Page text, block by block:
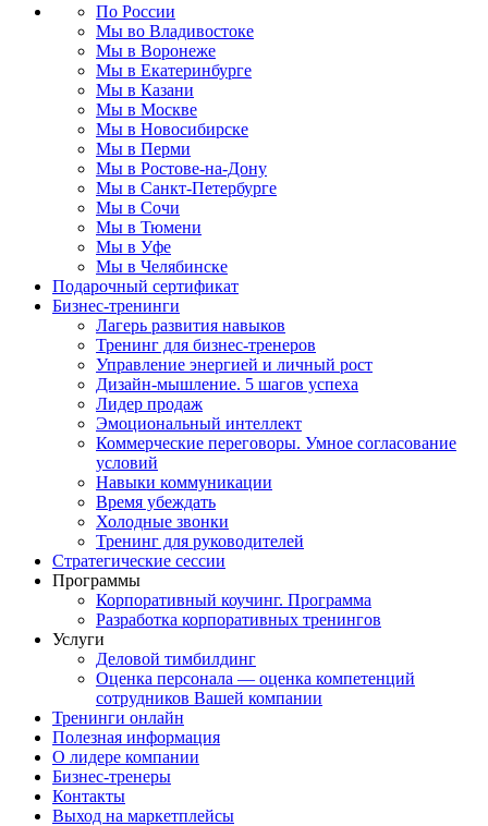
По России
Мы во Владивостоке
Мы в Воронеже
Мы в Екатеринбурге
Мы в Казани
Мы в Москве
Мы в Новосибирске
Мы в Перми
Мы в Ростове-на-Дону
Мы в Санкт-Петербурге
Мы в Сочи
Мы в Тюмени
Мы в Уфе
Мы в Челябинске
Подарочный сертификат
Бизнес-тренинги
Лагерь развития навыков
Тренинг для бизнес-тренеров
Управление энергией и личный рост
Дизайн-мышление. 5 шагов успеха
Лидер продаж
Эмоциональный интеллект
Коммерческие переговоры. Умное согласование
условий
Навыки коммуникации
Время убеждать
Холодные звонки
Тренинг для руководителей
Стратегические сессии
Программы
Корпоративный коучинг. Программа
Разработка корпоративных тренингов
Услуги
Деловой тимбилдинг
Оценка персонала — оценка компетенций
сотрудников Вашей компании
Тренинги онлайн
Полезная информация
О лидере компании
Бизнес-тренеры
Контакты
Выход на маркетплейсы